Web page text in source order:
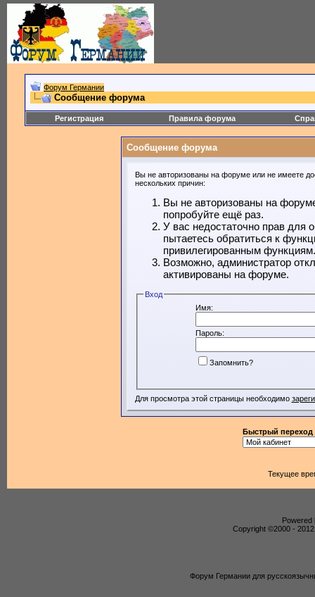
Форум Германии
Сообщение форума
Регистрация Правила форума
Сообщение форума
Вы не авторизованы на форуме или не имеете
нескольких причин:
Вы не авторизованы на
попробуйте ещё раз.
У вас недостаточно прав для
пытаетесь обратиться к
привилегированным функциям.
Возможно, администратор
активированы на форуме.
Вход
Имя:
Пароль:
Запомнить?
Для просмотра этой страницы необходимо
Быстрый переход
Текущее
Powered
Copyright ©2000 -
Форум Германии для